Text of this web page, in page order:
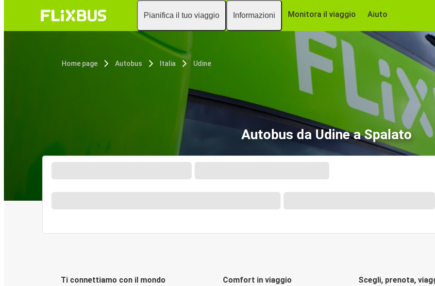
Pianifica il tuo viaggio Informazioni Monitora il viaggio Aiuto
Home page Autobus Italia Udine
Autobus da Udine a Spalato
Ti connettiamo con il mondo Comfort in viaggio Scegli, prenota,